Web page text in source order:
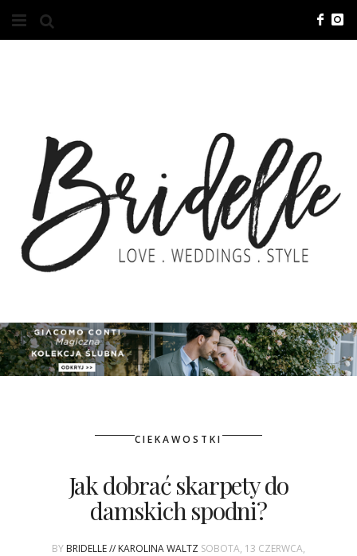
O NAS
KONTAKT
REKLAMA
ADVERTISING
ZGŁOSZENIA
CIEKAWOSTKI
Jak dobrać skarpety do
damskich spodni?
BY BRIDELLE // KAROLINA WALTZ SOBOTA, 13 CZERWCA,